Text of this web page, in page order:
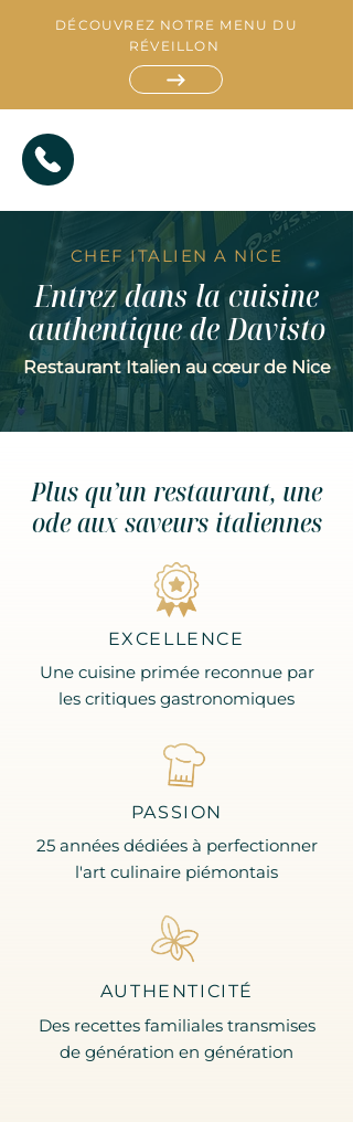
DÉCOUVREZ NOTRE MENU DU
RÉVEILLON
RE
STAURANTIT
CHEF ITALIEN A NICE
Entrez dans la cuisine
authentique de Davisto
Restaurant Italien au cœur de Nice
Plus qu’un restaurant, une
ode aux saveurs italiennes
EXCELLENCE
Une cuisine primée reconnue par
les critiques gastronomiques
PASSION
25 années dédiées à perfectionner
l'art culinaire piémontais
AUTHENTICITÉ
Des recettes familiales transmises
de génération en génération